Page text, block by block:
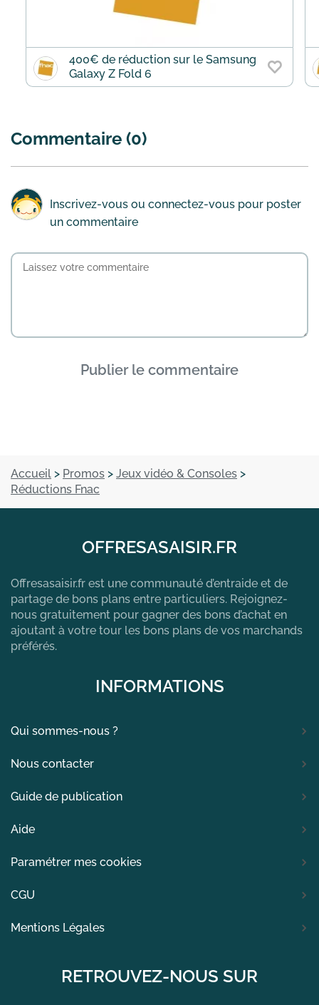
400€ de réduction sur le Samsung
Galaxy Z Fold 6
Commentaire (0)
Inscrivez-vous ou connectez-vous pour poster
un commentaire
Publier le commentaire
Accueil > Promos > Jeux vidéo & Consoles >
Réductions Fnac
OFFRESASAISIR.FR
Offresasaisir.fr est une communauté d’entraide et de
partage de bons plans entre particuliers. Rejoignez-
nous gratuitement pour gagner des bons d’achat en
ajoutant à votre tour les bons plans de vos marchands
préférés.
INFORMATIONS
Qui sommes-nous ?
Nous contacter
Guide de publication
Aide
Paramétrer mes cookies
CGU
Mentions Légales
RETROUVEZ-NOUS SUR